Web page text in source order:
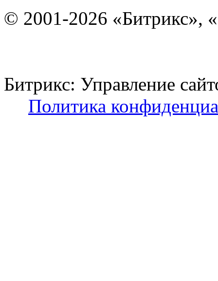
© 2001-2026 «Битрикс»,
Битрикс: Управление
Политика